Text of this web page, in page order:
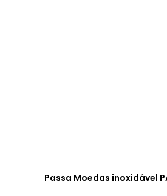
Passa Moedas inoxidável